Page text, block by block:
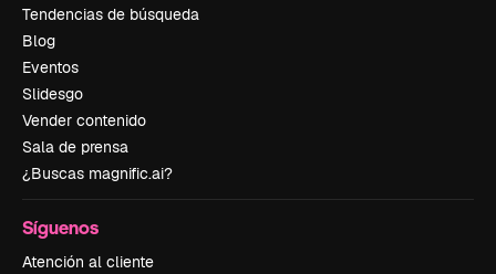
Tendencias de búsqueda
Blog
Eventos
Slidesgo
Vender contenido
Sala de prensa
¿Buscas magnific.ai?
Síguenos
Atención al cliente